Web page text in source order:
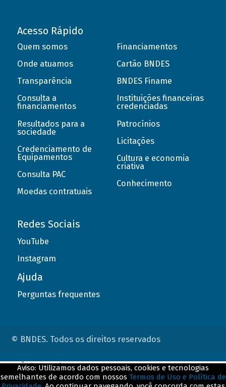
Acesso Rápido
Quem somos
Onde atuamos
Transparência
Consulta a
financiamentos
Resultados para a
sociedade
Credenciamento de
Equipamentos
Consulta PAC
Moedas contratuais
Financiamentos
Cartão BNDES
BNDES Finame
Instituições financeiras
credenciadas
Patrocínios
Licitações
Cultura e economia
criativa
Conhecimento
Redes Sociais
YouTube
Instagram
Ajuda
Perguntas frequentes
© BNDES. Todos os direitos reservados
Aviso: Utilizamos dados pessoais, cookies e tecnologias
semelhantes de acordo com nossos Termos de Uso e Política de
ConteÃºdo complementar
${title}${badge}